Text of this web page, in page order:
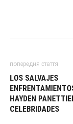
попередня стаття
LOS SALVAJES
HAYDEN
CELEBRIDADES